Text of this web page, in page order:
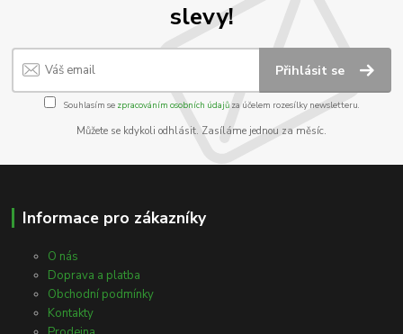
slevy!
Přihlásit se
Souhlasím se zpracováním osobních údajůza účelem rozesílky newsletteru.
Můžete se kdykoli odhlásit. Zasíláme jednou za měsíc.
Informace pro zákazníky
O nás
Doprava a platba
Obchodní podmínky
Kontakty